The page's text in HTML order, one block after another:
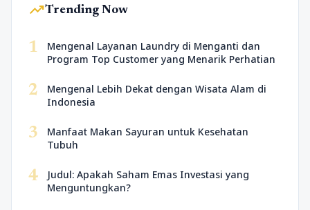
trending_upTrending Now
1
Mengenal Layanan Laundry di Menganti dan
Program Top Customer yang Menarik Perhatian
2
Mengenal Lebih Dekat dengan Wisata Alam di
Indonesia
3
Manfaat Makan Sayuran untuk Kesehatan
Tubuh
4
Judul: Apakah Saham Emas Investasi yang
Menguntungkan?